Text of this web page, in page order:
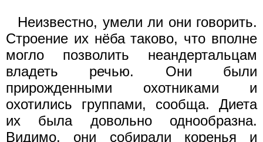
Неизвестно, умели ли они говорить.
Строение их нёба таково, что вполне
могло позволить неандертальцам
владеть речью. Они были
прирожденными охотниками и
охотились группами, сообща. Диета
их была довольно однообразна.
Видимо, они собирали коренья и